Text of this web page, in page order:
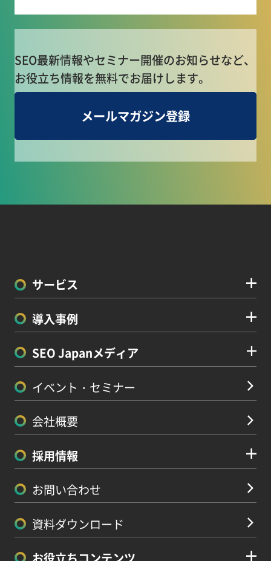
SEO最新情報やセミナー開催のお知らせなど、
お役立ち情報を無料でお届けします。
メールマガジン登録
サービス
導入事例
SEO Japanメディア
イベント・セミナー
会社概要
採用情報
お問い合わせ
資料ダウンロード